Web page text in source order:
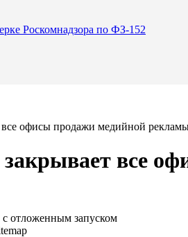
Роскомнадзора по ФЗ-152
все офисы продажи медийной
все
отложенным запуском